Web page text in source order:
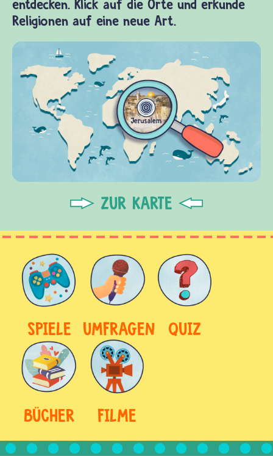
entdecken. Klick auf die Orte und erkunde
Religionen auf eine neue Art.
ZUR KARTE
SPIELE UMFRAGEN QUIZ
BÜCHER FILME